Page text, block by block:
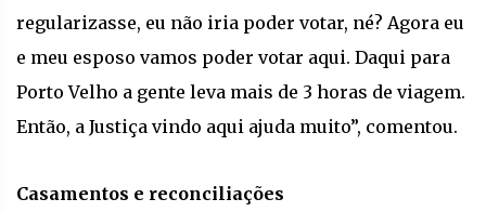
regularizasse, eu não iria poder votar, né? Agora eu
e meu esposo vamos poder votar aqui. Daqui para
Porto Velho a gente leva mais de 3 horas de viagem.
Então, a Justiça vindo aqui ajuda muito”, comentou.
Casamentos e reconciliações